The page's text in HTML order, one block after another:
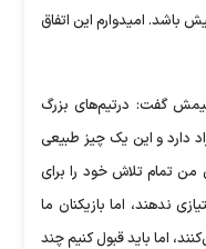
باشد. امیدوارم این اتفاق
گفت: درتیم‌های بزرگ
دارد و این یک چیز طبیعی
من تمام تلاش خود را برای
ندهند، اما بازیکنان ما
اما باید قبول کنیم چند